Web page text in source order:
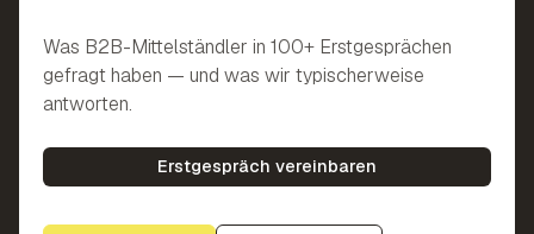
Was B2B-Mittelständler in 100+ Erstgesprächen
gefragt haben — und was wir typischerweise
antworten.
Erstgespräch vereinbaren